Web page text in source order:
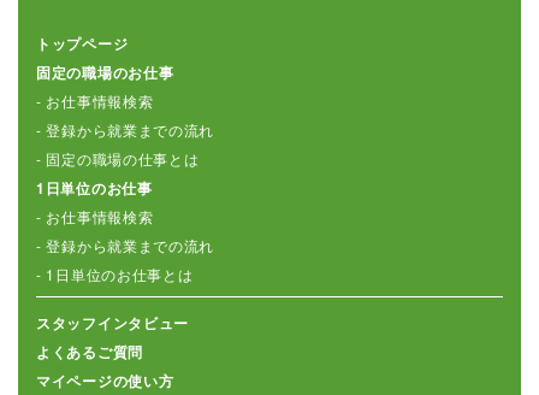
トップページ
固定の職場のお仕事
- お仕事情報検索
- 登録から就業までの流れ
- 固定の職場の仕事とは
1日単位のお仕事
- お仕事情報検索
- 登録から就業までの流れ
- 1日単位のお仕事とは
スタッフインタビュー
よくあるご質問
マイページの使い方